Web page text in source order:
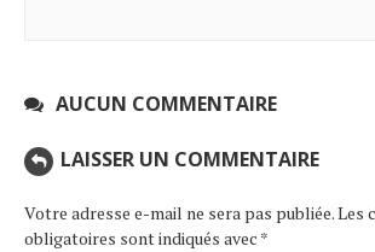
AUCUN COMMENTAIRE
LAISSER UN COMMENTAIRE
Votre adresse e-mail ne sera pas publiée.Les
obligatoires sont indiqués avec *